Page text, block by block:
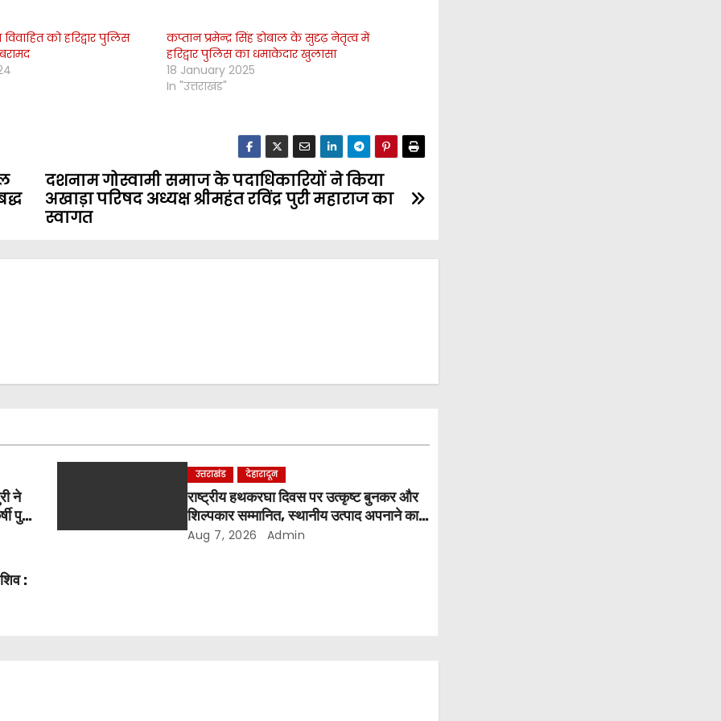
को हरिद्वार पुलिस
कप्तान प्रमेन्द्र सिंह डोबाल के सुदृढ़ नेतृत्व में
हरिद्वार पुलिस का धमाकेदार खुलासा
18 January 2025
In "उत्तराखंड"
दशनाम गोस्वामी समाज के पदाधिकारियों ने किया
अखाड़ा परिषद अध्यक्ष श्रीमहंत रविंद्र पुरी महाराज का
स्वागत
ने
पुरी
उत्तराखंड देहारादून
राष्ट्रीय हथकरघा दिवस पर उत्कृष्ट बुनकर और
शिल्पकार सम्मानित, स्थानीय उत्पाद अपनाने का
आह्वान
Aug 7, 2026 Admin
: